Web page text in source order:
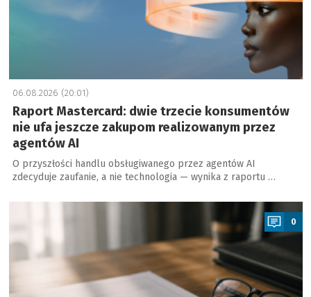
06.08.2026 (20:01)
Raport Mastercard: dwie trzecie konsumentów
nie ufa jeszcze zakupom realizowanym przez
agentów AI
O przyszłości handlu obsługiwanego przez agentów AI
zdecyduje zaufanie, a nie technologia — wynika z raportu …
a
0